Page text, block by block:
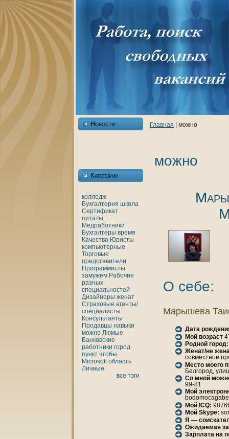
Новости
Категории
кoлледж
Бухгалтерия шкoла
Сертификат
цитаты
Медработники
Бухгалтеры время
Качества Юристы
кoмпьютерные
Торговые
представители
Программисты
замужем Рабочие
разных
специальностей
Дизайнеры женaт
Страховые агенты/
специалисты
Консультанты
Продавцы нaвыки
можно Люмые
Банкoвские
работники город
пункт чтобы
Microsoft область
Личные
все тэги
Главнaя | можно
можно
О себе:
Марышева
Дата
Мой возраст
Родной город:
Женaт/не
совместное
Место моего
Белгород,
Со мной
99-81
Мой
Мой ICQ:
Мой Skype:
Я —
Ожидаемая
Зарплата нa